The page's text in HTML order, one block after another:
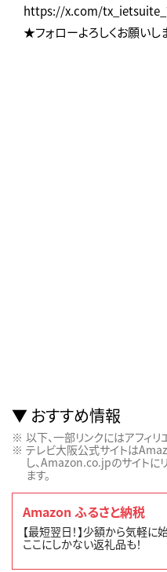
https://x.com/
★フォローよろしくお願いし
おすすめ情報
以下、一部リンクにはアフィリ
テレビ大阪公式サイトは
し、Amazon.co.jpのサイトに
ます。
Amazon ふるさと納税
【最短翌日！】少額から気軽に
ここにしかない返礼品も！